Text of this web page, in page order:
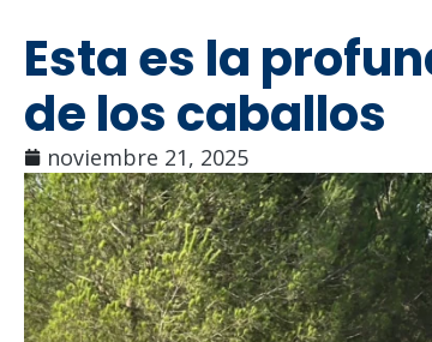
Esta es la
de los caballos
noviembre 21, 2025